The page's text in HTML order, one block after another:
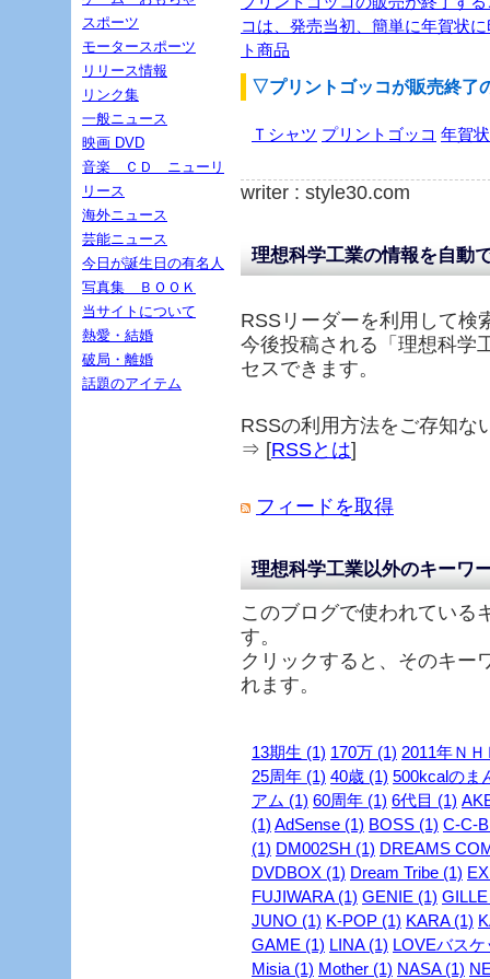
コは、発売当初、簡単に年賀状
ト商品
▽プリントゴッコが販売終了
Ｔシャツ プリントゴッコ 年賀状
writer : style30.com
理想科学工業の情報を自動
RSSリーダーを利用して検
今後投稿される「 理想科学
セスできます。
RSSの利用方法をご存知な
⇒ [RSSとは]
フィードを取得
理想科学工業以外のキーワ
このブログで使われている
す。
クリックすると、そのキー
れます。
13期生 (1) 170万 (1) 2011年Ｎ
25周年 (1) 40歳 (1) 500kcalのま
アム (1) 60周年 (1) 6代目 (1)
(1) AdSense (1) BOSS (1) C-C-
(1) DM002SH (1) DREAMS
DVDBOX (1) Dream Tribe (1)
FUJIWARA (1) GENIE (1)
JUNO (1) K-POP (1) KARA (1)
GAME (1) LINA (1) LOVEバスケ
Misia (1) Mother (1) NASA (1)
スポーツ
モータースポーツ
リリース情報
リンク集
一般ニュース
映画 DVD
音楽 ＣＤ ニューリ
リース
海外ニュース
芸能ニュース
今日が誕生日の有名人
写真集 ＢＯＯＫ
当サイトについて
熱愛・結婚
破局・離婚
話題のアイテム